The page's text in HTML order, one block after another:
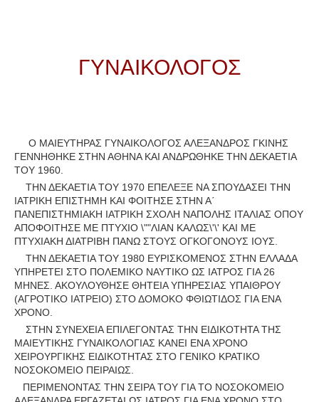
ΓΥΝΑΙΚΟΛΟΓΟΣ
Ο ΜΑΙΕΥΤΗΡΑΣ ΓΥΝΑΙΚΟΛΟΓΟΣ ΑΛΕΞΑΝΔΡΟΣ ΓΚΙΝΗΣ
ΓΕΝΝΗΘΗΚΕ ΣΤΗΝ ΑΘΗΝΑ ΚΑΙ ΑΝΔΡΩΘΗΚΕ ΤΗΝ ΔΕΚΑΕΤΙΑ
ΤΟΥ 1960.
ΤΗΝ ΔΕΚΑΕΤΙΑ ΤΟΥ 1970 ΕΠΕΛΕΞΕ ΝΑ ΣΠΟΥΔΑΣΕΙ ΤΗΝ
ΙΑΤΡΙΚΗ ΕΠΙΣΤΗΜΗ ΚΑΙ ΦΟΙΤΗΣΕ ΣΤΗΝ Α΄
ΠΑΝΕΠΙΣΤΗΜΙΑΚΗ ΙΑΤΡΙΚΗ ΣΧΟΛΗ ΝΑΠΟΛΗΣ ΙΤΑΛΙΑΣ ΟΠΟΥ
ΑΠΟΦΟΙΤΗΣΕ ΜΕ ΠΤΥΧΙΟ \""ΛΙΑΝ ΚΑΛΩΣ\'\' ΚΑΙ ΜΕ
ΠΤΥΧΙΑΚΗ ΔΙΑΤΡΙΒΗ ΠΑΝΩ ΣΤΟΥΣ ΟΓΚΟΓΟΝΟΥΣ ΙΟΥΣ.
ΤΗΝ ΔΕΚΑΕΤΙΑ ΤΟΥ 1980 ΕΥΡΙΣΚΟΜΕΝΟΣ ΣΤΗΝ ΕΛΛΑΔΑ
ΥΠΗΡΕΤΕΙ ΣΤΟ ΠΟΛΕΜΙΚΟ ΝΑΥΤΙΚΟ ΩΣ ΙΑΤΡΟΣ ΓΙΑ 26
ΜΗΝΕΣ. ΑΚΟΥΛΟΥΘΗΣΕ ΘΗΤΕΙΑ ΥΠΗΡΕΣΙΑΣ ΥΠΑΙΘΡΟΥ
(ΑΓΡΟΤΙΚΟ ΙΑΤΡΕΙΟ) ΣΤΟ ΔΟΜΟΚΟ ΦΘΙΩΤΙΔΟΣ ΓΙΑ ΕΝΑ
ΧΡΟΝΟ.
ΣΤΗΝ ΣΥΝΕΧΕΙΑ ΕΠΙΛΕΓΟΝΤΑΣ ΤΗΝ ΕΙΔΙΚΟΤΗΤΑ ΤΗΣ
ΜΑΙΕΥΤΙΚΗΣ ΓΥΝΑΙΚΟΛΟΓΙΑΣ ΚΑΝΕΙ ΕΝΑ ΧΡΟΝΟ
ΧΕΙΡΟΥΡΓΙΚΗΣ ΕΙΔΙΚΟΤΗΤΑΣ ΣΤΟ ΓΕΝΙΚΟ ΚΡΑΤΙΚΟ
ΝΟΣΟΚΟΜΕΙΟ ΠΕΙΡΑΙΩΣ.
ΠΕΡΙΜΕΝΟΝΤΑΣ ΤΗΝ ΣΕΙΡΑ ΤΟΥ ΓΙΑ ΤΟ ΝΟΣΟΚΟΜΕΙΟ